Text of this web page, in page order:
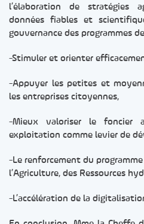
l’élaboration de stratégies
données fiables et
gouvernance des programmes
-Stimuler et orienter
-Appuyer les petites et
les entreprises citoyennes,
-Mieux valoriser le foncier
exploitation comme levier de
-Le renforcement du
l’Agriculture, des Ressources
-L’accélération de la